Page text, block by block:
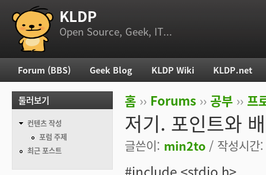
부 메뉴 KLDP
Open Source, Geek, IT...
현재 위치
홈 ›› Forums ›› 공부 ›› 프
저기. 포인트와
글쓴이: min2to / 작성시
#include <stdio.h>
주 메뉴
Forum (BBS) Geek Blog KLDP Wiki KLDP.net
둘러보기
컨텐츠 작성
포럼 주제
최근 포스트